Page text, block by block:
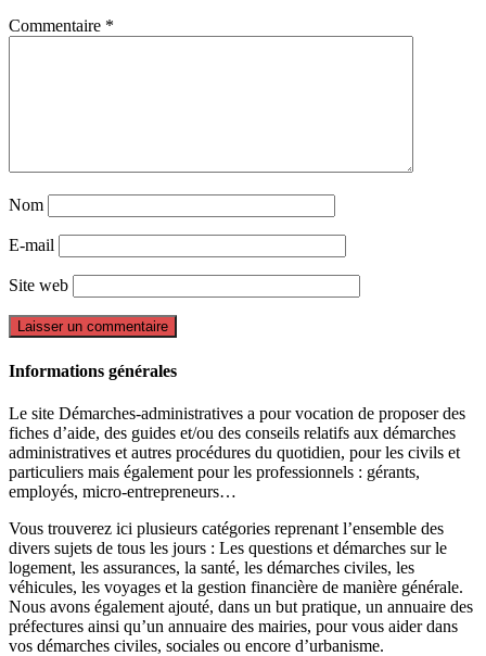
Commentaire *
Nom
E-mail
Site web
Informations générales
Le site Démarches-administratives a pour vocation de proposer des
fiches d’aide, des guides et/ou des conseils relatifs aux démarches
administratives et autres procédures du quotidien, pour les civils et
particuliers mais également pour les professionnels : gérants,
employés, micro-entrepreneurs…
Vous trouverez ici plusieurs catégories reprenant l’ensemble des
divers sujets de tous les jours : Les questions et démarches sur le
logement, les assurances, la santé, les démarches civiles, les
véhicules, les voyages et la gestion financière de manière générale.
Nous avons également ajouté, dans un but pratique, un annuaire des
préfectures ainsi qu’un annuaire des mairies, pour vous aider dans
vos démarches civiles, sociales ou encore d’urbanisme.